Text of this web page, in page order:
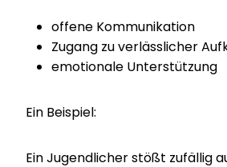
offene Kommunikation
Zugang zu verlässlicher
emotionale Unterstützung
Ein Beispiel:
Ein Jugendlicher stößt zufällig